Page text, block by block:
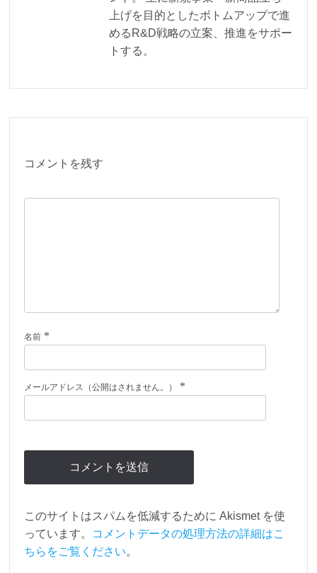
上げを目的としたボトムアップで進
めるR&D戦略の立案、推進をサポー
トする。
コメントを残す
名前 *
メールアドレス（公開はされません。） *
このサイトはスパムを低減するために Akismet を使
っています。 コメントデータの処理方法の詳細はこ
ちらをご覧ください。